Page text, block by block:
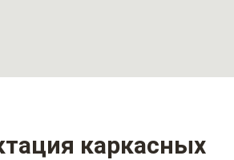
каркасных